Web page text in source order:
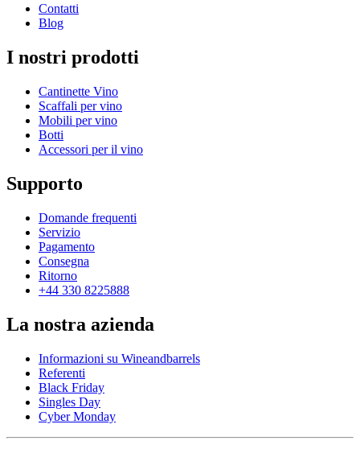
Contatti
Blog
I nostri prodotti
Cantinette Vino
Scaffali per vino
Mobili per vino
Botti
Accessori per il vino
Supporto
Domande frequenti
Servizio
Pagamento
Consegna
Ritorno
+44 330 8225888
La nostra azienda
Informazioni su Wineandbarrels
Referenti
Black Friday
Singles Day
Cyber Monday